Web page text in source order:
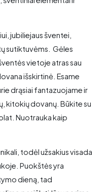
jubiliejaus šventei,
sutiktuvėms. Gėles
vietoje atras sau
išskirtinė. Esame
drąsiai fantazuojame ir
kitokių dovanų. Būkite su
Nuotrauka kaip
todėl užsakius visada
Puokštės yra
dieną, tad